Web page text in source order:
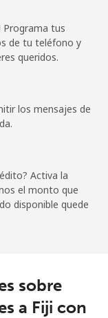
por ⁦$5⁩
por ⁦$5⁩
por ⁦$5⁩ -
por ⁦$5⁩
Programa tus
de tu teléfono y
queridos.
los mensajes de
Activa la
el monto que
disponible quede
sobre
a Fiji con